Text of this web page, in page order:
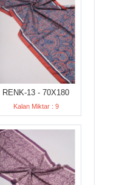
RENK-13 - 70X180
Kalan Miktar : 9